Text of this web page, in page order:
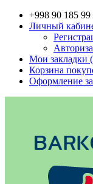
+998 90 185 99
Личный
Мои закладки
Корзина
Оформление